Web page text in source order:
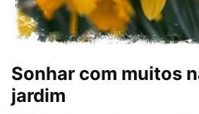
Sonhar com muitos
jardim